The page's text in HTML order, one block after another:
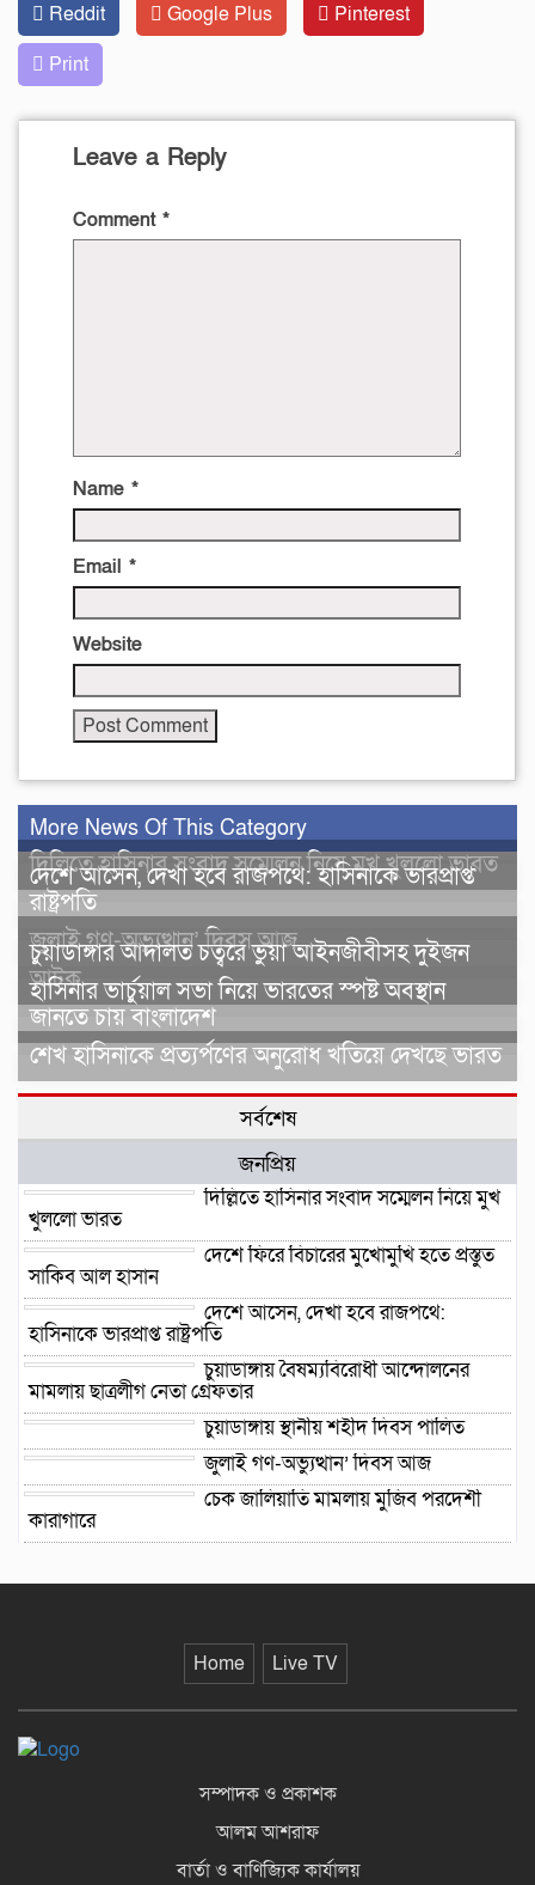
Reddit
Google Plus
Pinterest
Print
Leave a Reply
Comment *
Name *
Email *
Website
More News Of This Category
দিল্লিতে হাসিনার সংবাদ সম্মেলন নিয়ে মুখ খুললো ভারত
দেশে আসেন, দেখা হবে রাজপথে: হাসিনাকে ভারপ্রাপ্ত
রাষ্ট্রপতি
জুলাই গণ-অভ্যুত্থান’ দিবস আজ
চুয়াডাঙ্গার আদালত চত্বরে ভুয়া আইনজীবীসহ দুইজন
আটক
হাসিনার ভার্চুয়াল সভা নিয়ে ভারতের স্পষ্ট অবস্থান
জানতে চায় বাংলাদেশ
শেখ হাসিনাকে প্রত্যর্পণের অনুরোধ খতিয়ে দেখছে ভারত
সর্বশেষ
জনপ্রিয়
দিল্লিতে হাসিনার সংবাদ সম্মেলন নিয়ে মুখ
খুললো ভারত
দেশে ফিরে বিচারের মুখোমুখি হতে প্রস্তুত
সাকিব আল হাসান
দেশে আসেন, দেখা হবে রাজপথে:
হাসিনাকে ভারপ্রাপ্ত রাষ্ট্রপতি
চুয়াডাঙ্গায় বৈষম্যবিরোধী আন্দোলনের
মামলায় ছাত্রলীগ নেতা গ্রেফতার
চুয়াডাঙ্গায় স্থানীয় শহীদ দিবস পা‌লিত
জুলাই গণ-অভ্যুত্থান’ দিবস আজ
চেক জালিয়াতি মামলায় মুজিব পরদেশী
কারাগারে
আইনজীবীসহ দুইজন আটক
Home Live TV
সম্পাদক ও প্রকাশক
আলম আশরাফ
বার্তা ও বাণিজ্যিক কার্যালয়